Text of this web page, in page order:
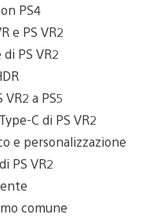
PS4
e PS VR2
PS VR2
a PS5
C di PS VR2
e personalizzazione
PS VR2
comune